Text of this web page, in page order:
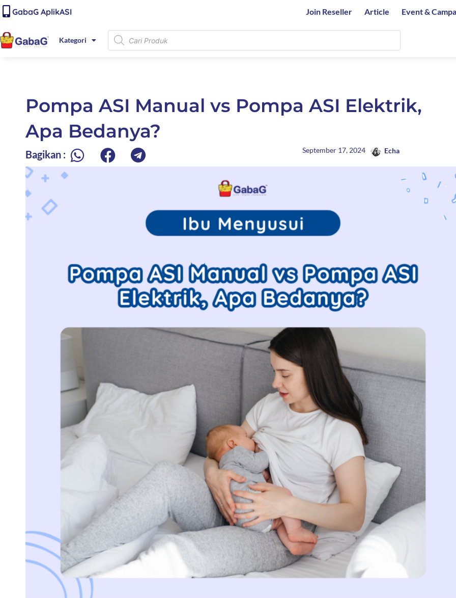
content
Lewati
ke
konten
GabaG AplikASI Join Reseller Article Event &
Kategori
Products
search
Pompa ASI Manual vs Pompa ASI Elektrik,
Apa Bedanya?
Bagikan : September 17, 2024 Echa